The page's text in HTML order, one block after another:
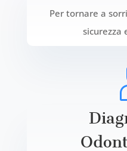
Per tornare a
sicurezza